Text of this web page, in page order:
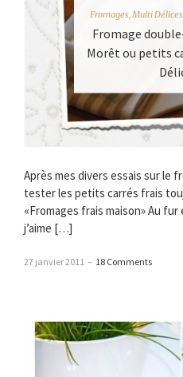
Fromages, Multi
Fromage
Morêt ou petits
Après mes divers essais sur le
tester les petits carrés frais
«Fromages frais maison» Au
j’aime […]
27 janvier 2011 – 18 Comments